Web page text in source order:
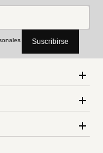
Suscribirse